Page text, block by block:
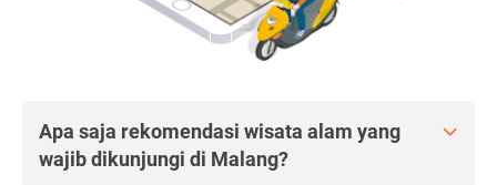
Apa saja rekomendasi wisata alam yang
wajib dikunjungi di Malang?